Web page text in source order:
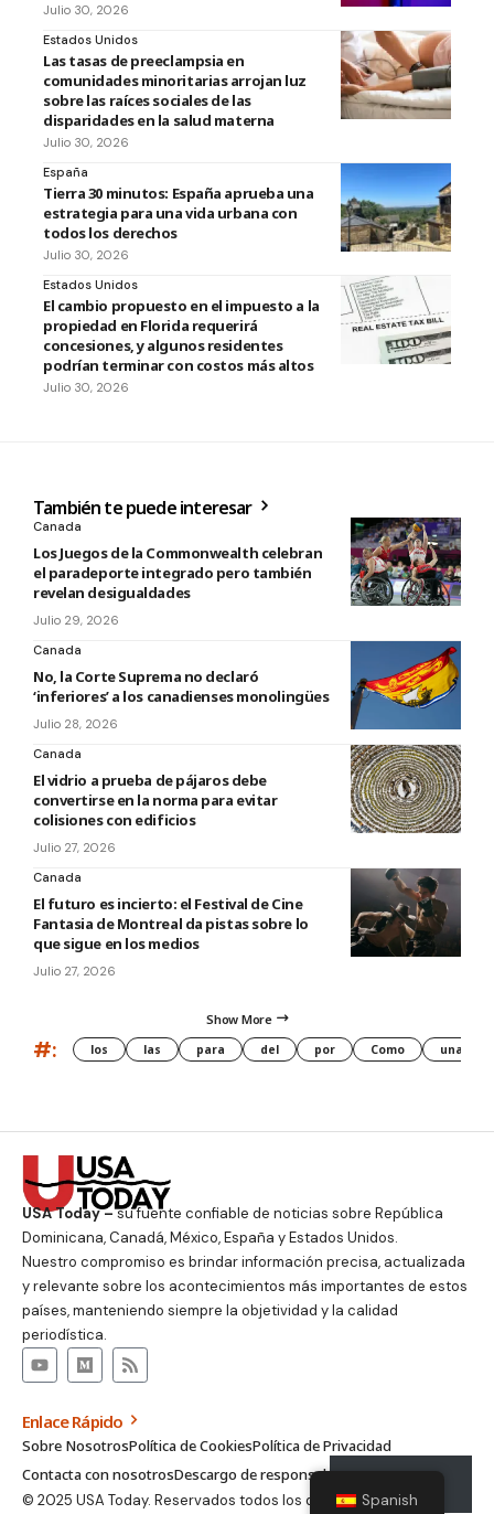
Julio 30, 2026
Estados Unidos
Las tasas de preeclampsia en
comunidades minoritarias arrojan luz
sobre las raíces sociales de las
disparidades en la salud materna
Julio 30, 2026
España
Tierra 30 minutos: España aprueba una
estrategia para una vida urbana con
todos los derechos
Julio 30, 2026
Estados Unidos
El cambio propuesto en el impuesto a la
propiedad en Florida requerirá
concesiones, y algunos residentes
podrían terminar con costos más altos
Julio 30, 2026
También te puede interesar
Canada
Los Juegos de la Commonwealth celebran
el paradeporte integrado pero también
revelan desigualdades
Julio 29, 2026
Canada
No, la Corte Suprema no declaró
‘inferiores’ a los canadienses monolingües
Julio 28, 2026
Canada
El vidrio a prueba de pájaros debe
convertirse en la norma para evitar
colisiones con edificios
Julio 27, 2026
Canada
El futuro es incierto: el Festival de Cine
Fantasia de Montreal da pistas sobre lo
que sigue en los medios
Julio 27, 2026
Show More
#: los las para del por Como una
USA Today –su fuente confiable de noticias sobre República
Dominicana, Canadá, México, España y Estados Unidos.
Nuestro compromiso es brindar información precisa, actualizada
y relevante sobre los acontecimientos más importantes de estos
países, manteniendo siempre la objetividad y la calidad
periodística.
Enlace Rápido
Sobre NosotrosPolítica de CookiesPolítica de Privacidad
Contacta con nosotrosDescargo de responsabilidad
© 2025 USA Today. Reservados todos los derechos.Spanish